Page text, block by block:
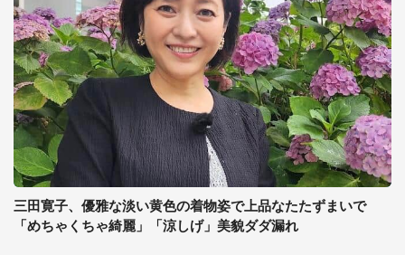
三田寛子、優雅な淡い黄色の着物姿で上品なたたずまいで
「めちゃくちゃ綺麗」「涼しげ」美貌ダダ漏れ